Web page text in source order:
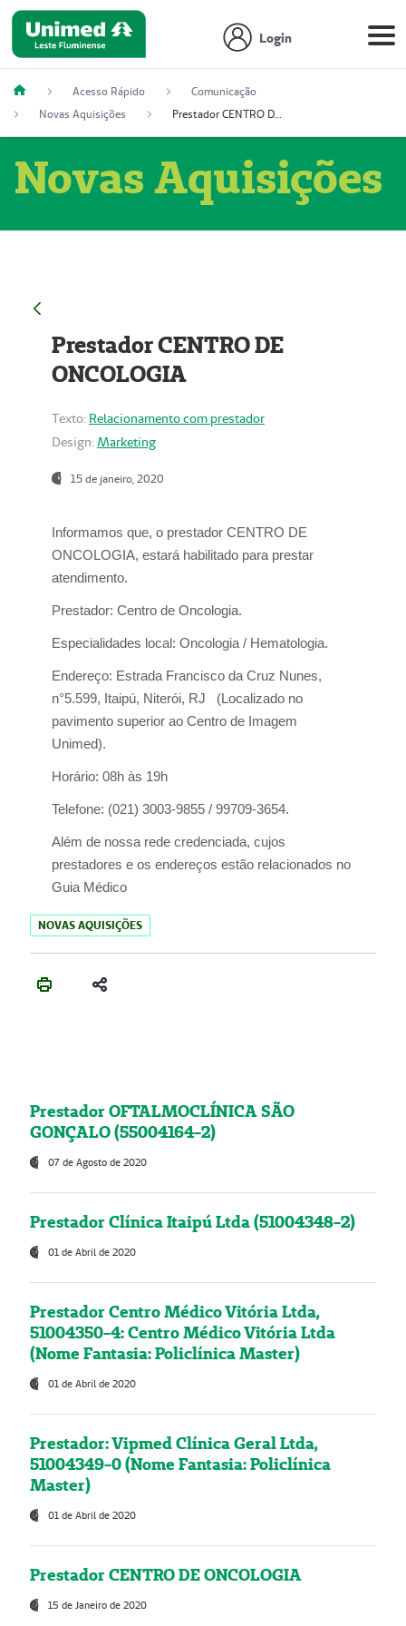
Login
Acesso Rápido
Comunicação
Novas Aquisições
Prestador CENTRO DE ONCOLOGIA
Novas Aquisições
Prestador CENTRO DE
ONCOLOGIA
Texto: Relacionamento com prestador
Design: Marketing
15 de janeiro, 2020
Informamos que, o prestador CENTRO DE
ONCOLOGIA, estará habilitado para prestar
atendimento.
Prestador: Centro de Oncologia.
Especialidades local: Oncologia / Hematologia.
Endereço: Estrada Francisco da Cruz Nunes,
n°5.599, Itaipú, Niterói, RJ (Localizado no
pavimento superior ao Centro de Imagem
Unimed).
Horário: 08h às 19h
Telefone: (021) 3003-9855 / 99709-3654.
Além de nossa rede credenciada, cujos
prestadores e os endereços estão relacionados no
Guia Médico
NOVAS AQUISIÇÕES
Prestador OFTALMOCLÍNICA SÃO
GONÇALO (55004164-2)
07 de Agosto de 2020
Prestador Clínica Itaipú Ltda (51004348-2)
01 de Abril de 2020
Prestador Centro Médico Vitória Ltda,
51004350-4: Centro Médico Vitória Ltda
(Nome Fantasia: Policlínica Master)
01 de Abril de 2020
Prestador: Vipmed Clínica Geral Ltda,
51004349-0 (Nome Fantasia: Policlínica
Master)
01 de Abril de 2020
Prestador CENTRO DE ONCOLOGIA
15 de Janeiro de 2020